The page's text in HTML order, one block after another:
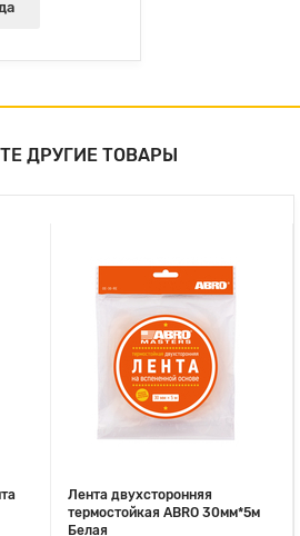
ДРУГИЕ ТОВАРЫ
Лента двухсторонняя
термостойкая ABRO 30мм*5м
Белая